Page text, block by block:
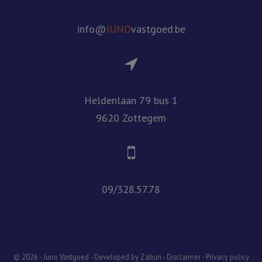
info@JUNOvastgoed.be
Heldenlaan 79 bus 1
9620 Zottegem
09/328.57.78
© 2026 - Juno Vastgoed - Developed by Zabun - Disclaimer- Privacy policy